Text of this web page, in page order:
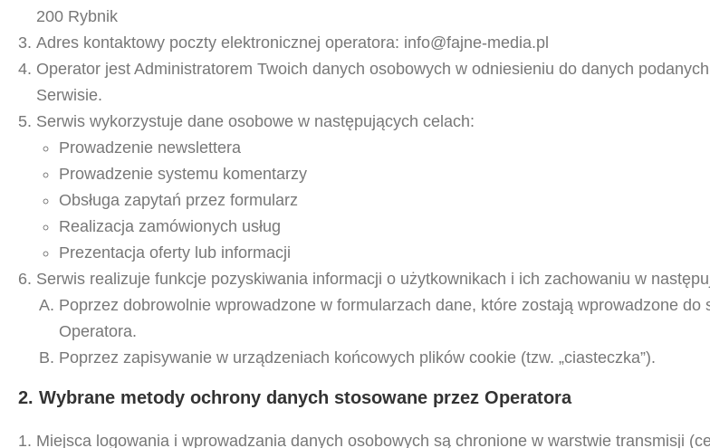
200 Rybnik
Adres kontaktowy poczty elektronicznej operatora: info@fajne-media.pl
Operator jest Administratorem Twoich danych osobowych w odniesieniu do danych
Serwisie.
Serwis wykorzystuje dane osobowe w następujących celach:
Prowadzenie newslettera
Prowadzenie systemu komentarzy
Obsługa zapytań przez formularz
Realizacja zamówionych usług
Prezentacja oferty lub informacji
Serwis realizuje funkcje pozyskiwania informacji o użytkownikach i ich zachowaniu w
Poprzez dobrowolnie wprowadzone w formularzach dane, które zostają wprowadzone do
Operatora.
Poprzez zapisywanie w urządzeniach końcowych plików cookie (tzw. „ciasteczka”).
2. Wybrane metody ochrony danych stosowane przez Operatora
Miejsca logowania i wprowadzania danych osobowych są chronione w warstwie transmisji